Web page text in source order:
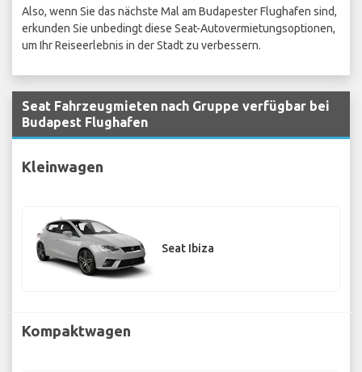
Also, wenn Sie das nächste Mal am Budapester Flughafen sind,
erkunden Sie unbedingt diese Seat-Autovermietungsoptionen,
um Ihr Reiseerlebnis in der Stadt zu verbessern.
Seat Fahrzeugmieten nach Gruppe verfügbar bei
Budapest Flughafen
Kleinwagen
Seat Ibiza
Kompaktwagen